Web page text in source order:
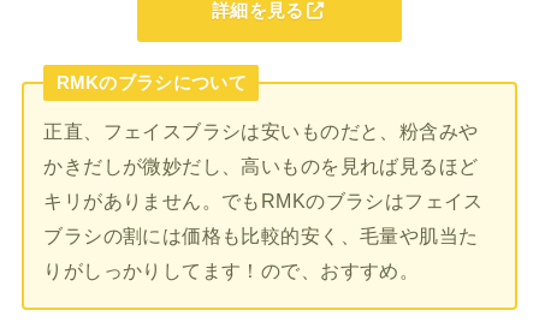
詳細を見る
RMKのブラシについて
正直、フェイスブラシは安いものだと、粉含みや
かきだしが微妙だし、高いものを見れば見るほど
キリがありません。でもRMKのブラシはフェイス
ブラシの割には価格も比較的安く、毛量や肌当た
りがしっかりしてます！ので、おすすめ。